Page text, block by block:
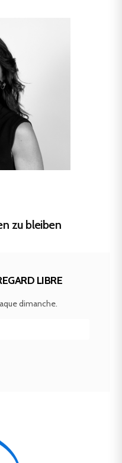
zu bleiben
LIBRE
dimanche.